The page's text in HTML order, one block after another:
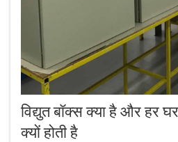
विद्युत बॉक्स क्या है और हर
क्यों होती है